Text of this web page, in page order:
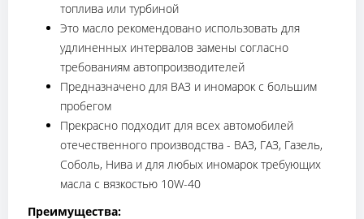
топлива или турбиной
Это масло рекомендовано использовать для
удлиненных интервалов замены согласно
требованиям автопроизводителей
Предназначено для ВАЗ и иномарок с большим
пробегом
Прекрасно подходит для всех автомобилей
отечественного производства - ВАЗ, ГАЗ, Газель,
Соболь, Нива и для любых иномарок требующих
масла с вязкостью 10W-40
Преимущества: